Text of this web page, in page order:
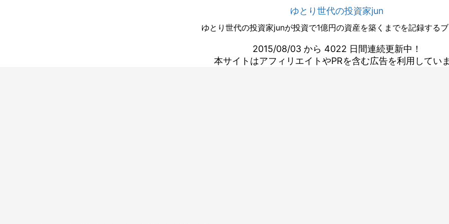
ゆとり世代の投資家jun
ゆとり世代の投資家junが投資で1億円の資産を築くまでを記録するブ
2015/08/03 から 4022 日間連続更新中！
本サイトはアフィリエイトやPRを含む広告を利用してい